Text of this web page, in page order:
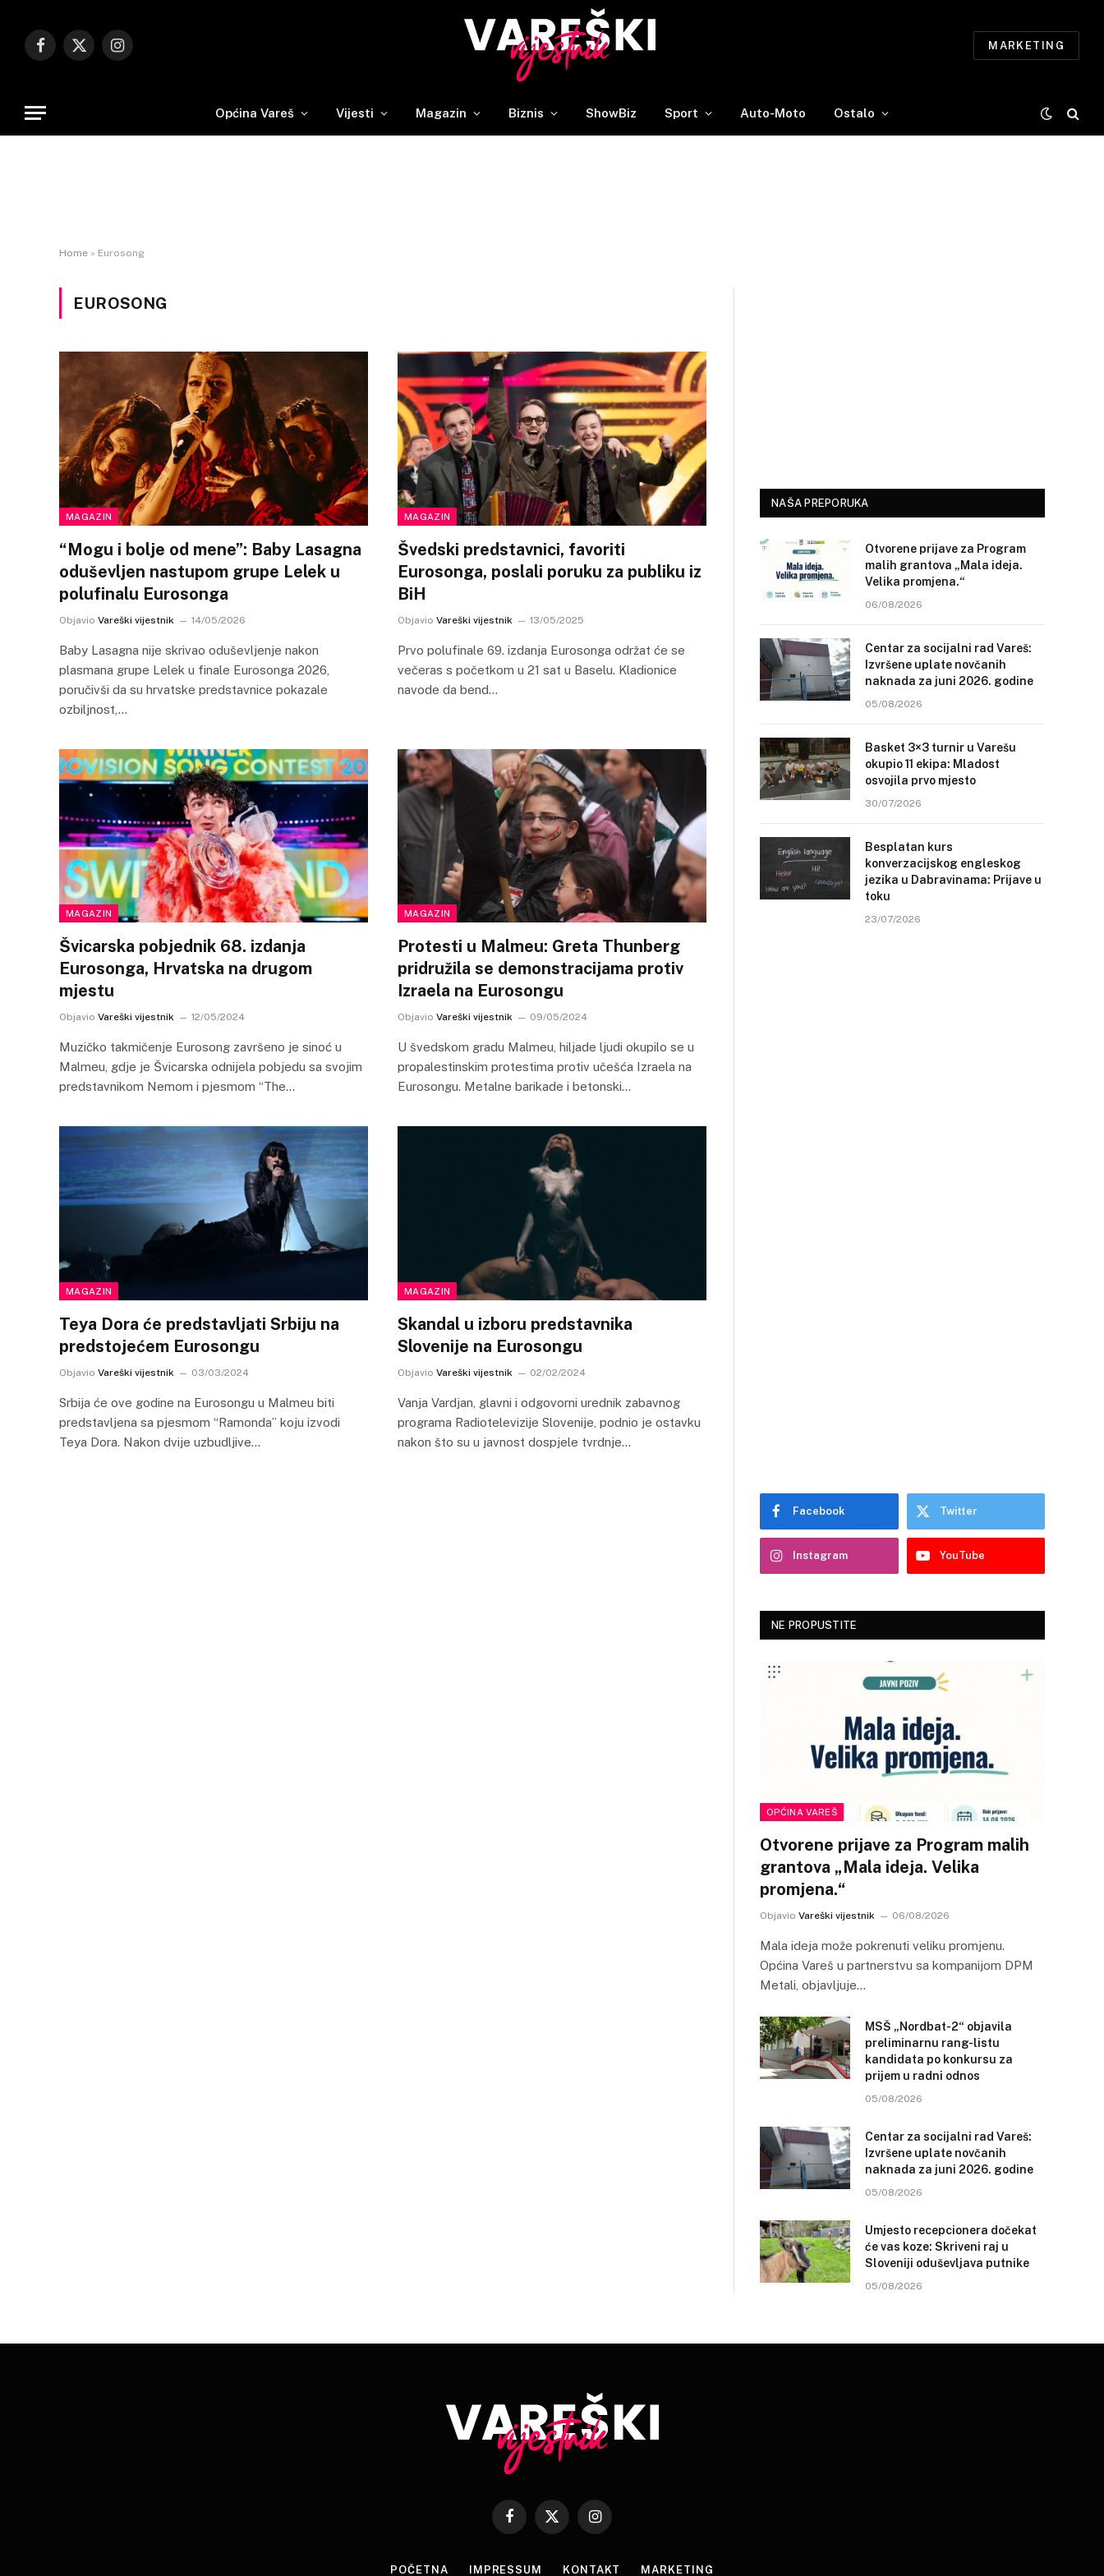
Facebook
X
Instagram
MARKETING
Općina Vareš Vijesti Magazin Biznis ShowBiz Sport Auto-Moto Ostalo
Home » Eurosong
EUROSONG
MAGAZIN
“Mogu i bolje od mene”: Baby Lasagna
oduševljen nastupom grupe Lelek u
polufinalu Eurosonga
Objavio Vareški vijestnik 14/05/2026
Baby Lasagna nije skrivao oduševljenje nakon
plasmana grupe Lelek u finale Eurosonga 2026,
poručivši da su hrvatske predstavnice pokazale
ozbiljnost,…
MAGAZIN
Švedski predstavnici, favoriti
Eurosonga, poslali poruku za publiku iz
BiH
Objavio Vareški vijestnik 13/05/2025
Prvo polufinale 69. izdanja Eurosonga održat će se
večeras s početkom u 21 sat u Baselu. Kladionice
navode da bend…
MAGAZIN
Švicarska pobjednik 68. izdanja
Eurosonga, Hrvatska na drugom
mjestu
Objavio Vareški vijestnik 12/05/2024
Muzičko takmičenje Eurosong završeno je sinoć u
Malmeu, gdje je Švicarska odnijela pobjedu sa svojim
predstavnikom Nemom i pjesmom “The…
MAGAZIN
Protesti u Malmeu: Greta Thunberg
pridružila se demonstracijama protiv
Izraela na Eurosongu
Objavio Vareški vijestnik 09/05/2024
U švedskom gradu Malmeu, hiljade ljudi okupilo se u
propalestinskim protestima protiv učešća Izraela na
Eurosongu. Metalne barikade i betonski…
MAGAZIN
Teya Dora će predstavljati Srbiju na
predstojećem Eurosongu
Objavio Vareški vijestnik 03/03/2024
Srbija će ove godine na Eurosongu u Malmeu biti
predstavljena sa pjesmom “Ramonda” koju izvodi
Teya Dora. Nakon dvije uzbudljive…
MAGAZIN
Skandal u izboru predstavnika
Slovenije na Eurosongu
Objavio Vareški vijestnik 02/02/2024
Vanja Vardjan, glavni i odgovorni urednik zabavnog
programa Radiotelevizije Slovenije, podnio je ostavku
nakon što su u javnost dospjele tvrdnje…
NAŠA PREPORUKA
Otvorene prijave za Program
malih grantova „Mala ideja.
Velika promjena.“
06/08/2026
Centar za socijalni rad Vareš:
Izvršene uplate novčanih
naknada za juni 2026. godine
05/08/2026
Basket 3×3 turnir u Varešu
okupio 11 ekipa: Mladost
osvojila prvo mjesto
30/07/2026
Besplatan kurs
konverzacijskog engleskog
jezika u Dabravinama: Prijave u
toku
23/07/2026
Facebook Twitter
Instagram YouTube
NE PROPUSTITE
OPĆINA VAREŠ
Otvorene prijave za Program malih
grantova „Mala ideja. Velika
promjena.“
Objavio Vareški vijestnik 06/08/2026
Mala ideja može pokrenuti veliku promjenu.
Općina Vareš u partnerstvu sa kompanijom DPM
Metali, objavljuje…
MSŠ „Nordbat-2“ objavila
preliminarnu rang-listu
kandidata po konkursu za
prijem u radni odnos
05/08/2026
Centar za socijalni rad Vareš:
Izvršene uplate novčanih
naknada za juni 2026. godine
05/08/2026
Umjesto recepcionera dočekat
će vas koze: Skriveni raj u
Sloveniji oduševljava putnike
05/08/2026
Facebook
X
Instagram
POČETNA IMPRESSUM KONTAKT MARKETING